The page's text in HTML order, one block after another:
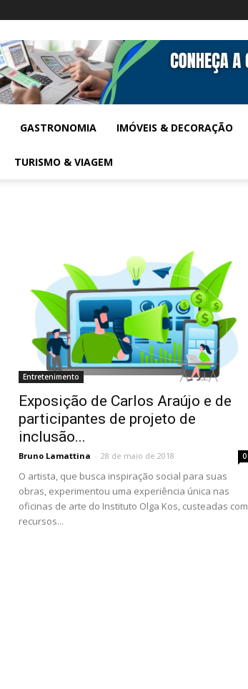
GASTRONOMIA IMÓVEIS & DECORAÇÃO
TURISMO & VIAGEM
Entretenimento
Exposição de Carlos Araújo e de
participantes de projeto de
inclusão...
Bruno Lamattina - 28 de maio de 2018 0
O artista, que busca inspiração social para suas
obras, experimentou uma experiência única nas
oficinas de arte do Instituto Olga Kos, custeadas com
recursos...